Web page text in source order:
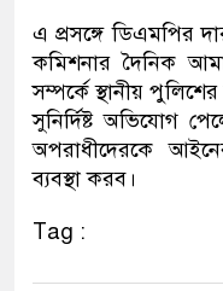
এ প্রসঙ্গে ডিএমপির
কমিশনার দৈনিক
সম্পর্কে স্থানীয়
সুনির্দিষ্ট অভিযোগ
অপরাধীদেরকে
ব্যবস্থা করব।
Tag :